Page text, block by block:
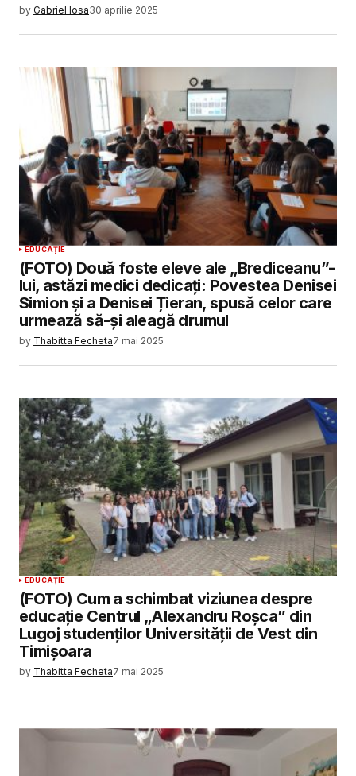
by Gabriel Iosa30 aprilie 2025
EDUCAȚIE
(FOTO) Două foste eleve ale „Brediceanu”-
lui, astăzi medici dedicați: Povestea Denisei
Simion și a Denisei Țieran, spusă celor care
urmează să-și aleagă drumul
by Thabitta Fecheta7 mai 2025
EDUCAȚIE
(FOTO) Cum a schimbat viziunea despre
educație Centrul „Alexandru Roșca” din
Lugoj studenților Universității de Vest din
Timișoara
by Thabitta Fecheta7 mai 2025